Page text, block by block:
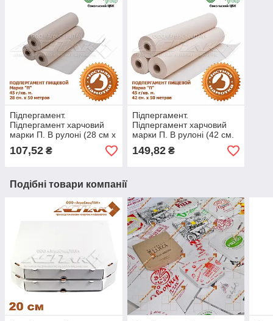
Підпергамент.
Підпергамент харчовий
марки П. В рулоні (28 см х
50 метрів.)
107,52 ₴
Підпергамент.
Підпергамент харчовий
марки П. В рулоні (42 см.
х 50 метрів.)
149,82₴
Подібні товари компанії